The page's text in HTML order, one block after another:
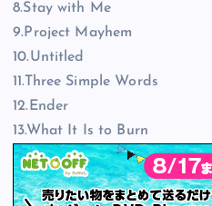
8.Stay with Me
9.Project Mayhem
10.Untitled
11.Three Simple Words
12.Ender
13.What It Is to Burn